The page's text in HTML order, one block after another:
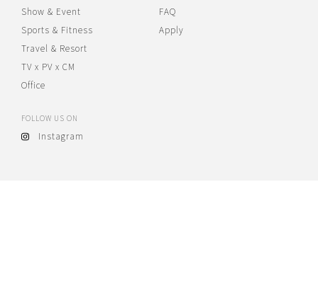
Show & Event
Sports & Fitness
Travel & Resort
TV x PV x CM
Office
FAQ
Apply
FOLLOW US ON
Instagram